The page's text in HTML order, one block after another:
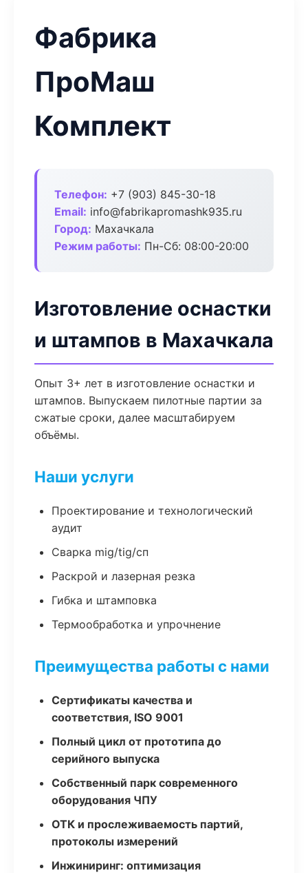
Фабрика
ПроМаш
Комплект
Телефон: +7 (903) 845-30-18
Email: info@fabrikapromashk935.ru
Город: Махачкала
Режим работы: Пн-Сб: 08:00-20:00
Изготовление оснастки
и штампов в Махачкала
Опыт 3+ лет в изготовление оснастки и
штампов. Выпускаем пилотные партии за
сжатые сроки, далее масштабируем
объёмы.
Наши услуги
Проектирование и технологический
аудит
Сварка mig/tig/сп
Раскрой и лазерная резка
Гибка и штамповка
Термообработка и упрочнение
Преимущества работы с нами
Сертификаты качества и
соответствия, ISO 9001
Полный цикл от прототипа до
серийного выпуска
Собственный парк современного
оборудования ЧПУ
ОТК и прослеживаемость партий,
протоколы измерений
Инжиниринг: оптимизация